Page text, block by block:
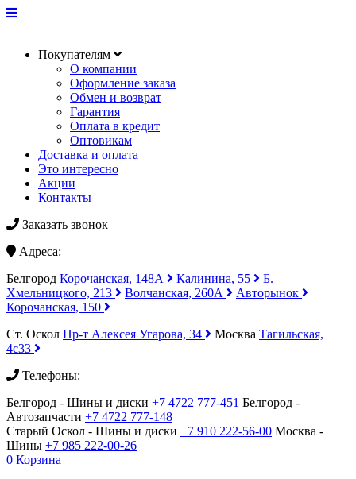
Покупателям
О компании
Оформление заказа
Обмен и возврат
Гарантия
Оплата в кредит
Оптовикам
Доставка и оплата
Это интересно
Акции
Контакты
Заказать звонок
Адреса:
Белгород Корочанская, 148А Калинина, 55
Б.
Хмельницкого, 213
Волчанская, 260А
Авторынок
Корочанская, 150
Ст. Оскол Пр-т Алексея Угарова, 34 Москва Тагильская,
4с33
Телефоны:
Белгород - Шины и диски +7 4722 777-451 Белгород -
Автозапчасти +7 4722 777-148
Старый Оскол - Шины и диски +7 910 222-56-00 Москва -
Шины +7 985 222-00-26
0 Корзина